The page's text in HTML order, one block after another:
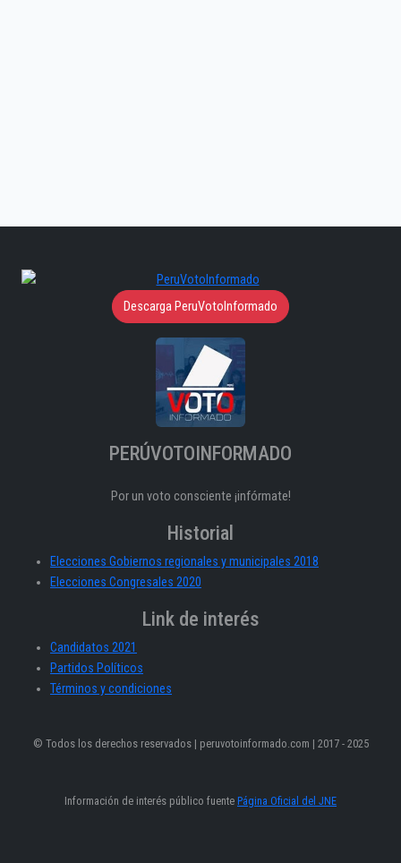
Descarga PeruVotoInformado
PERÚVOTOINFORMADO
Por un voto consciente ¡infórmate!
Historial
Elecciones Gobiernos regionales y municipales 2018
Elecciones Congresales 2020
Link de interés
Candidatos 2021
Partidos Políticos
Términos y condiciones
© Todos los derechos reservados | peruvotoinformado.com | 2017 - 2025
Información de interés público fuente Página Oficial del JNE